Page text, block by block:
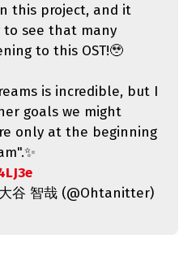
this project, and it
to see that many
to this OST!🥹
is incredible, but I
goals we might
only at the beginning
谷 智哉 (@Ohtanitter)